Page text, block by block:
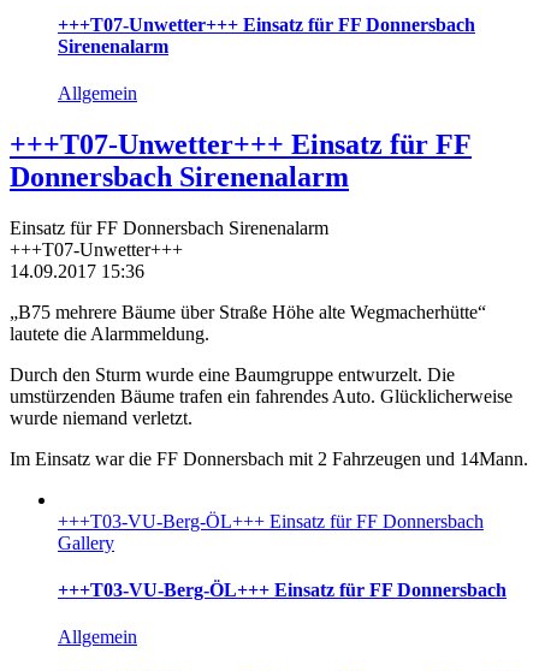
+++T07-Unwetter+++ Einsatz für FF Donnersbach
Sirenenalarm
Allgemein
+++T07-Unwetter+++ Einsatz für FF
Donnersbach Sirenenalarm
Einsatz für FF Donnersbach Sirenenalarm
+++T07-Unwetter+++
14.09.2017 15:36
„B75 mehrere Bäume über Straße Höhe alte Wegmacherhütte“
lautete die Alarmmeldung.
Durch den Sturm wurde eine Baumgruppe entwurzelt. Die
umstürzenden Bäume trafen ein fahrendes Auto. Glücklicherweise
wurde niemand verletzt.
Im Einsatz war die FF Donnersbach mit 2 Fahrzeugen und 14Mann.
+++T03-VU-Berg-ÖL+++ Einsatz für FF Donnersbach
Gallery
+++T03-VU-Berg-ÖL+++ Einsatz für FF Donnersbach
Allgemein